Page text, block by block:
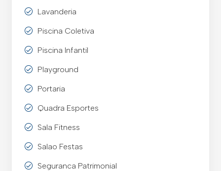
Lavanderia
Piscina Coletiva
Piscina Infantil
Playground
Portaria
Quadra Esportes
Sala Fitness
Salao Festas
Seguranca Patrimonial